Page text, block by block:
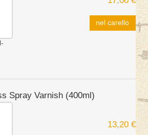
nel carello
Spray Varnish (400ml)
13,20 €